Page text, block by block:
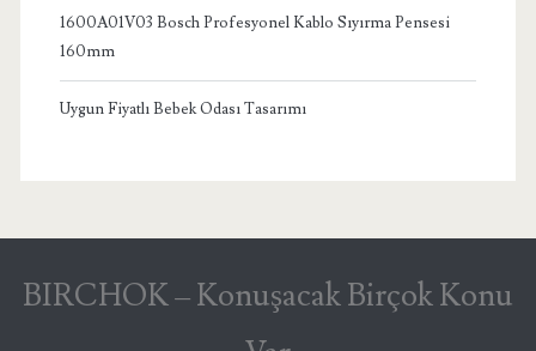
1600A01V03 Bosch Profesyonel Kablo Sıyırma Pensesi
160mm
Uygun Fiyatlı Bebek Odası Tasarımı
BIRCHOK – Konuşacak Birçok Konu